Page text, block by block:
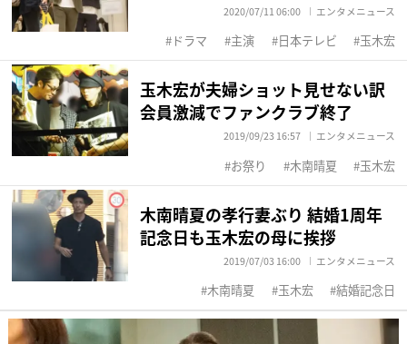
2020/07/11 06:00 エンタメニュース
ドラマ 主演 日本テレビ 玉木宏
玉木宏が夫婦ショット見せない訳
会員激減でファンクラブ終了
2019/09/23 16:57 エンタメニュース
お祭り 木南晴夏 玉木宏
木南晴夏の孝行妻ぶり 結婚1周年
記念日も玉木宏の母に挨拶
2019/07/03 16:00 エンタメニュース
木南晴夏 玉木宏 結婚記念日